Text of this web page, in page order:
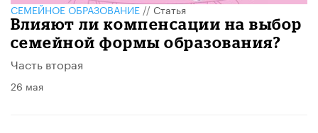
СЕМЕЙНОЕ ОБРАЗОВАНИЕ//Статья
Влияют ли компенсации на выбор
семейной формы образования?
Часть вторая
26 мая